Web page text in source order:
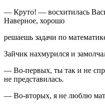
— Круто! — восхитилась
Наверное, хорошо
решаешь задачи по
Зайчик нахмурился и
— Во-первых, ты так и не
не представилась.
— Во-вторых, я не люблю